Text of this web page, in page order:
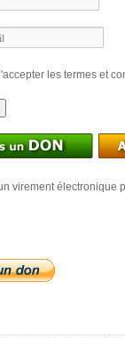
les termes et
virement électronique